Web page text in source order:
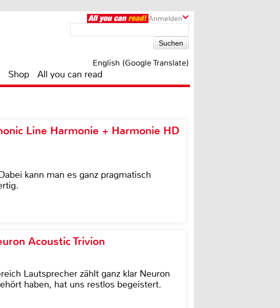
Anmelden
English (Google Translate)
Shop All you can read
Line Harmonie + Harmonie HD
kann man es ganz pragmatisch
Acoustic Trivion
Lautsprecher zählt ganz klar Neuron
haben, hat uns restlos begeistert.